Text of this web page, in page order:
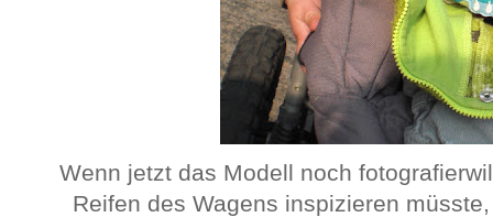
Wenn jetzt das Modell noch
Reifen des Wagens inspizieren